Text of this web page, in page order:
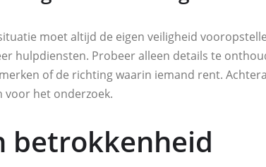
moet altijd de eigen veiligheid
hulpdiensten. Probeer alleen details te
of de richting waarin iemand rent.
voor het onderzoek.
betrokkenheid